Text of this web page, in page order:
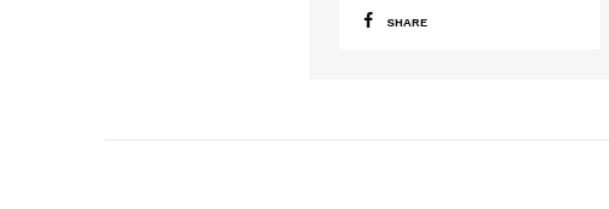
SHARE